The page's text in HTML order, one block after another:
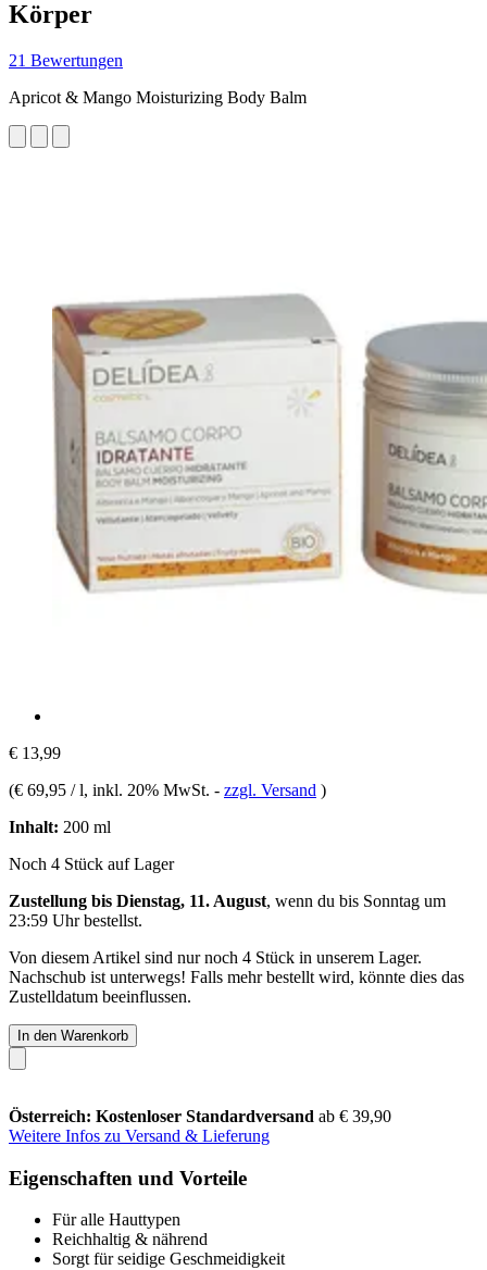
Körper
21 Bewertungen
Apricot & Mango Moisturizing Body Balm
€ 13,99
(€ 69,95 / l, inkl. 20% MwSt. - zzgl. Versand )
Inhalt: 200 ml
Noch 4 Stück auf Lager
Zustellung bis Dienstag, 11. August, wenn du bis Sonntag um
23:59 Uhrbestellst.
Von diesem Artikel sind nur noch 4 Stück in unserem Lager.
Nachschub ist unterwegs! Falls mehr bestellt wird, könnte dies das
Zustelldatum beeinflussen.
In den Warenkorb
Österreich: Kostenloser Standardversand ab € 39,90
Weitere Infos zu Versand & Lieferung
Eigenschaften und Vorteile
Für alle Hauttypen
Reichhaltig & nährend
Sorgt für seidige Geschmeidigkeit